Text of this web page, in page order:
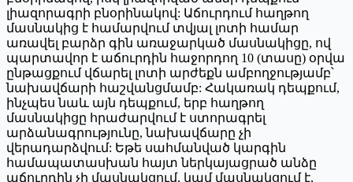
լիազորագրի բնօրինակով: Աճուրդում հաղթող
մասնակից է համարվում տվյալ լոտի համար
առավել բարձր գին առաջարկած մասնակիցը, ով
պարտավոր է աճուրդին հաջորդող 10 (տասը) օրվա
ընթացքում վճարել լոտի արժեքն ամբողջությամբ՝
նախավճարի հաշվանցմամբ: Հակառակ դեպքում,
ինչպես նաև այն դեպքում, երբ հաղթող
մասնակիցը հրաժարվում է ստորագրել
արձանագրությունը, նախավճարը չի
վերադարձվում: Եթե սահմանված կարգին
համապատասխան հայտ ներկայացրած անձը
աճուրդին չի մասնակցում, կամ մասնակցում է,